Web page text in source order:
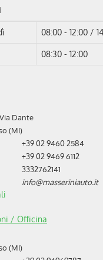
08:00 - 12:00 /
08:30 - 12:00
Dante
(MI)
+39 02 9460 2584
+39 02 9469 6112
3332762141
info@masseriniauto.it
/ Officina
(MI)